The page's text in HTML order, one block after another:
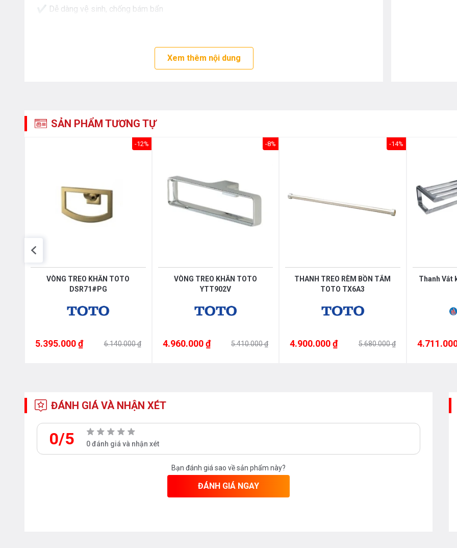
✔ Dễ dàng vệ sinh, chống bám bẩn
Bạn quan tâm tới những sản phẩm thiết bị phòng tắm và thiết bị nhà bếp vui long liên hệ
hotline 0976665669 - 0912331335
hoặc trực tiếp địa chỉ hệ thống của
Bếp an toàn để được tư vấn tốt nhất từ các nhân viên bán hàng của chúng tôi
Xem thêm nội dung
SẢN PHẨM TƯƠNG TỰ
-12%
VÒNG TREO KHĂN TOTO
DSR71#PG
5.395.000 ₫ 6.140.000 ₫
-8%
VÒNG TREO KHĂN TOTO
YTT902V
4.960.000 ₫ 5.410.000 ₫
-14%
THANH TREO RÈM BỒN TẮM
TOTO TX6A3
4.900.000 ₫ 5.680.000 ₫
Thanh Vắt
ĐÁNH GIÁ VÀ NHẬN XÉT
0/5 0 đánh giá và nhận xét
Bạn đánh giá sao về sản phẩm này?
ĐÁNH GIÁ NGAY